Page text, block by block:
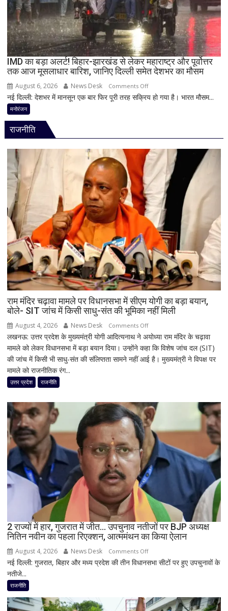
गिरफ्तार,
इंस्टाग्राम
पर
‘मार
दिया’
स्टेटस
के
पुलिस
IMD का बड़ा अलर्ट! बिहार-झारखंड से लेकर महाराष्ट्र और पूर्वोत्तर
तक आज मूसलाधार बारिश, जानिए दिल्ली समेत देशभर का मौसम
August 6, 2026 News Desk Comments Offon
IMD
झारखंड
से
लेकर
महाराष्ट्र
और
पूर्वोत्तर
तक
आज
मूसलाधार
बारिश,
जानिए
दिल्ली
समेत
देशभर
का
नई दिल्ली: देशभर में मानसून एक बार फिर पूरी तरह सक्रिय हो गया है। भारत मौसम...
मनोरंजन
राजनीति
राम मंदिर चढ़ावा मामले पर विधानसभा में सीएम योगी का बड़ा बयान,
बोले- SIT जांच में किसी साधु-संत की भूमिका नहीं मिली
August 4, 2026 News Desk Comments Offon
राम
मंदिर
चढ़ावा
में
सीएम
योगी
का
बड़ा
बयान,
बोले-
SIT
जांच
में
किसी
साधु-
संत
की
भूमिका
लखनऊ: उत्तर प्रदेश के मुख्यमंत्री योगी आदित्यनाथ ने अयोध्या राम मंदिर के चढ़ावा
मामले को लेकर विधानसभा में बड़ा बयान दिया। उन्होंने कहा कि विशेष जांच दल (SIT)
की जांच में किसी भी साधु-संत की संलिप्तता सामने नहीं आई है। मुख्यमंत्री ने विपक्ष पर
मामले को राजनीतिक रंग...
उत्तर प्रदेश राजनीति
2 राज्यों में हार, गुजरात में जीत… उपचुनाव नतीजों पर BJP अध्यक्ष
नितिन नवीन का पहला रिएक्शन, आत्ममंथन का किया ऐलान
August 4, 2026 News Desk Comments Offon
2
गुजरात
नई दिल्ली: गुजरात, बिहार और मध्य प्रदेश की तीन विधानसभा सीटों पर हुए उपचुनावों के
नतीजे...
राजनीति